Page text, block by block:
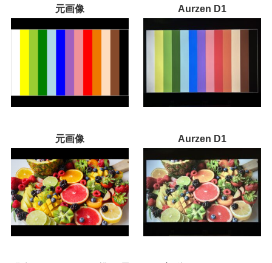
元画像 Aurzen D1
元画像 Aurzen D1